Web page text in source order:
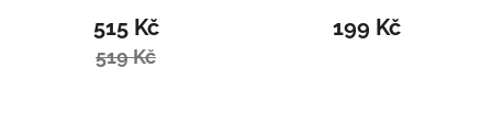
515 Kč
519 Kč
199 Kč